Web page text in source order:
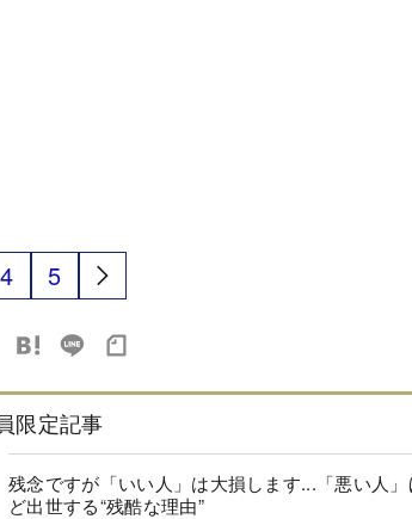
4 5
限定記事
残念ですが「いい人」は大損します...「悪い人」
ど出世する“残酷な理由”